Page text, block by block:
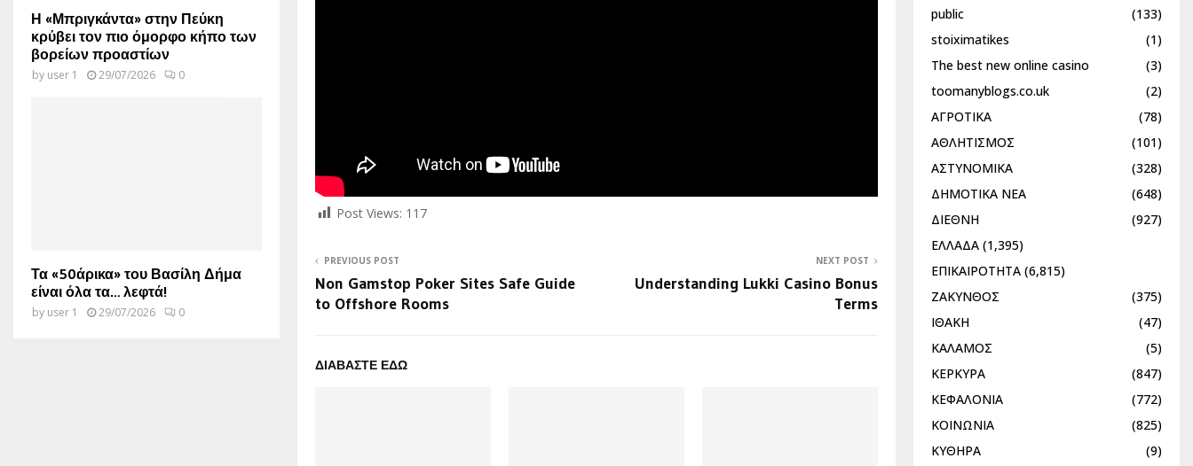
Post Views: 117
PREVIOUS POST
Non Gamstop Poker Sites Safe Guide
to Offshore Rooms
NEXT POST
Understanding Lukki Casino Bonus
Terms
ΔΙΑΒΑΣΤΕ ΕΔΩ
Η «Μπριγκάντα» στην Πεύκη
κρύβει τον πιο όμορφο κήπο των
βορείων προαστίων
by user 1 29/07/2026 0
Τα «50άρικα» του Βασίλη Δήμα
είναι όλα τα… λεφτά!
by user 1 29/07/2026 0
public
(133)
stoiximatikes
(1)
The best new online casino
(3)
toomanyblogs.co.uk
(2)
ΑΓΡΟΤΙΚΑ
(78)
ΑΘΛΗΤΙΣΜΟΣ
(101)
ΑΣΤΥΝΟΜΙΚΑ
(328)
ΔΗΜΟΤΙΚΑ ΝΕΑ
(648)
ΔΙΕΘΝΗ
(927)
ΕΛΛΑΔΑ (1,395)
ΕΠΙΚΑΙΡΟΤΗΤΑ (6,815)
ΖΑΚΥΝΘΟΣ
(375)
ΙΘΑΚΗ
(47)
ΚΑΛΑΜΟΣ
(5)
ΚΕΡΚΥΡΑ
(847)
ΚΕΦΑΛΟΝΙΑ
(772)
ΚΟΙΝΩΝΙΑ
(825)
ΚΥΘΗΡΑ
(9)